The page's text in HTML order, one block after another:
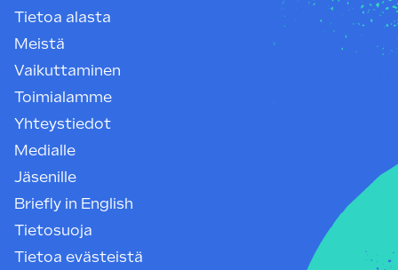
Tietoa alasta
Meistä
Vaikuttaminen
Toimialamme
Yhteystiedot
Medialle
Jäsenille
Briefly in English
Tietosuoja
Tietoa evästeistä